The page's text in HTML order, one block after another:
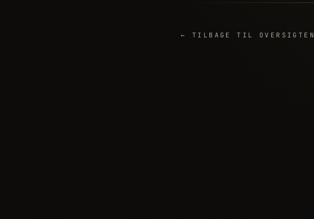
← TILBAGE TIL OVERSIGTEN